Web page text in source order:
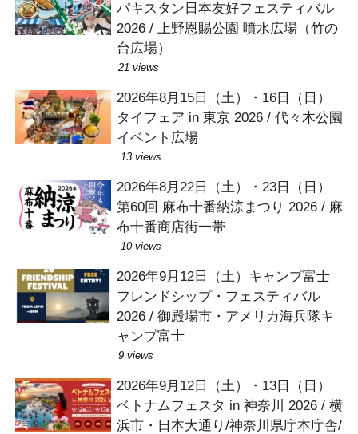
パキスタン日本友好フェスティバル
2026 / 上野恩賜公園 噴水広場（竹の
台広場）
21 views
2026年8月15日（土）・16日（日）
タイフェア in 東京 2026 / 代々木公園
イベント広場
13 views
2026年8月22日（土）・23日（日）
第60回 麻布十番納涼まつり 2026 / 麻
布十番商店街一帯
10 views
2026年9月12日（土）キャンプ富士
フレンドシップ・フェスティバル
2026 / 御殿場市・アメリカ海兵隊キ
ャンプ富士
9 views
2026年9月12日（土）・13日（日）
ベトナムフェスタ in 神奈川 2026 / 横
浜市・日本大通り/神奈川県庁本庁舎/